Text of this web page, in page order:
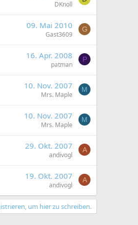
DKnoll
09. Mai 2010
Gast3609
G
16. Apr. 2008
patman
P
10. Nov. 2007
Mrs. Maple
M
10. Nov. 2007
Mrs. Maple
M
29. Okt. 2007
andivogl
A
19. Okt. 2007
andivogl
A
um hier zu schreiben.